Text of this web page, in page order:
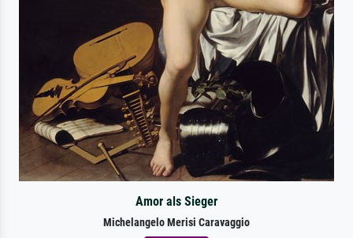
Amor als Sieger
Michelangelo Merisi Caravaggio